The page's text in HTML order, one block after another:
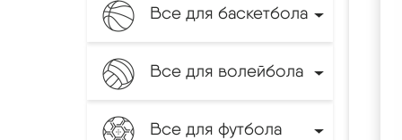
Все для баскетбола
Все для волейбола
Все для футбола